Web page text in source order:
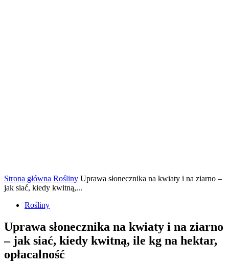
Strona główna Rośliny Uprawa słonecznika na kwiaty i na ziarno –
jak siać, kiedy kwitną,...
Rośliny
Uprawa słonecznika na kwiaty i na ziarno
– jak siać, kiedy kwitną, ile kg na hektar,
opłacalność